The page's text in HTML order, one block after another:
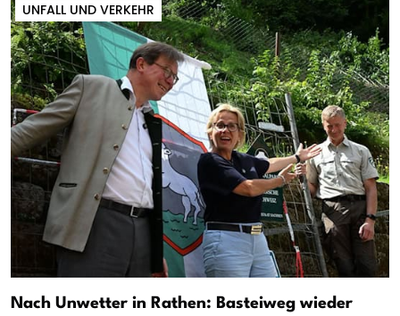
UNFALL UND VERKEHR
Nach Unwetter in Rathen: Basteiweg wieder